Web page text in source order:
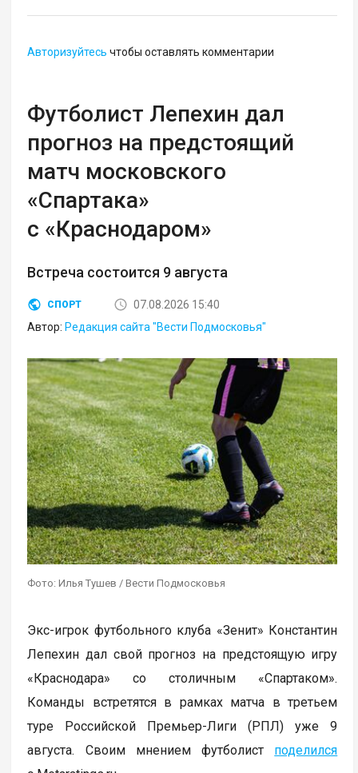
Авторизуйтесь чтобы оставлять комментарии
Футболист Лепехин дал
прогноз на предстоящий
матч московского
«Спартака»
с «Краснодаром»
Встреча состоится 9 августа
СПОРТ
07.08.2026 15:40
Автор: Редакция сайта "Вести Подмосковья"
Фото: Илья Тушев / Вести Подмосковья
Экс-игрок футбольного клуба «Зенит» Константин
Лепехин дал свой прогноз на предстоящую игру
«Краснодара» со столичным «Спартаком».
Команды встретятся в рамках матча в третьем
туре Российской Премьер-Лиги (РПЛ) уже 9
августа. Своим мнением футболист поделился